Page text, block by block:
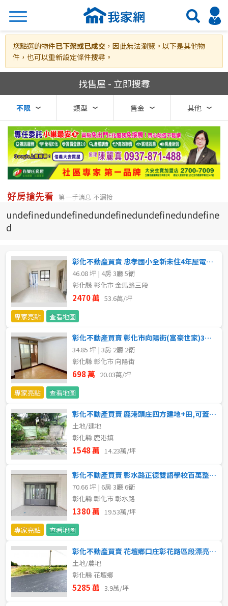
搜尋
縣市
不限
台北市
基隆市
宜蘭縣
桃園市
新竹市
台中市
彰化縣
南投縣
雲林縣
嘉義縣
台南市
高雄市
澎湖縣
屏東縣
區域
不限
類型(可複選)
不拘 公寓 電梯大樓
別墅 透天厝
農舍 辦公 店面
廠辦 倉庫 土地
坪數
不拘
20~30 坪
40~50 坪
60~70 坪 70~80 坪
80坪以上
~
樓層
您點選的物件已下架或已成交 ，因此無法瀏覽。以下是其他物
件，也可以重新設定條件搜尋。
我家網房屋買賣
找售屋 - 立即搜尋
不限 類型 售金 其他
好房搶先看 第一手消息 不漏接
undefinedundefinedundefinedundefinedundefine
d
彰化不動產買賣 忠孝國小全新未住4年屋電梯別墅
46.08 坪 | 4房 3廳 5衛
彰化縣 彰化市 金馬路三段
2470 萬 53.6萬/坪
專家亮點
查看地圖
彰化不動產買賣 彰化市向陽街(富豪世家)3房+平車
34.85 坪 | 3房 2廳 2衛
彰化縣 彰化市 向陽街
698 萬 20.03萬/坪
專家亮點
查看地圖
彰化不動產買賣 鹿港頭庄四方建地+田,可蓋4戶
土地/建地
彰化縣 鹿港鎮
1548 萬 14.23萬/坪
彰化不動產買賣 彰水路正德雙語學校百萬整理店住
70.66 坪 | 6房 3廳 6衛
彰化縣 彰化市 彰水路
1380 萬 19.53萬/坪
專家亮點
查看地圖
彰化不動產買賣 花壇鄉口庄彰花路區段漂亮美田
土地/農地
彰化縣 花壇鄉
5285 萬 3.9萬/坪